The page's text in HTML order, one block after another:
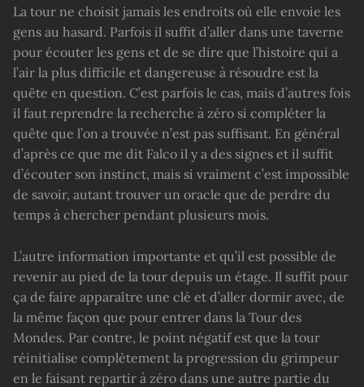
La tour ne choisit jamais les endroits où elle envoie les
gens au hasard. Parfois il suffit d’aller dans une taverne
pour écouter les gens et de se dire que l’histoire qui a
l’air la plus difficile et dangereuse à résoudre est la
quête en question. C’est parfois le cas, mais d’autres fois
il faut reprendre la recherche à zéro si compléter la
quête que l’on a trouvée n’est pas suffisant. En général
d’après ce que me dit Falco il y a des signes et il suffit
d’écouter son instinct, mais si vraiment c’est impossible
de savoir, autant trouver un oracle que de perdre du
temps à chercher pendant plusieurs mois.
L’autre information importante et qu’il est possible de
revenir au pied de la tour depuis un étage. Il suffit pour
ça de faire apparaître une clé et d’aller dormir avec, de
la même façon que pour entrer dans la Tour des
Mondes. Par contre, le point négatif est que la tour
réinitialise complètement la progression du grimpeur
en le faisant repartir à zéro dans une autre partie du